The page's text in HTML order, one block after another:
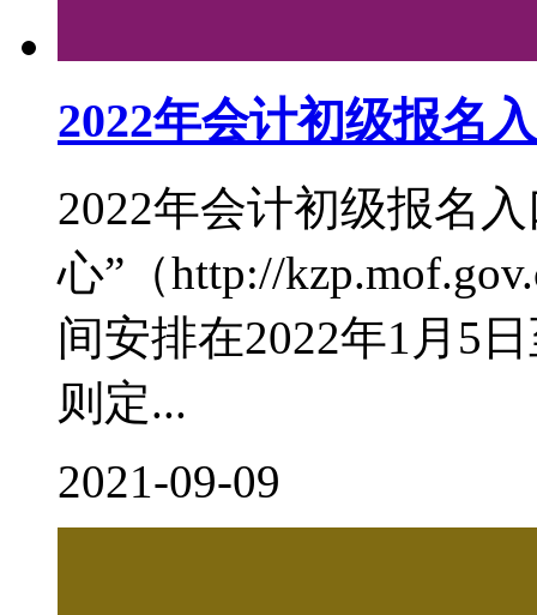
2022年会计初级报名
2022年会计初级报名
心”（http://
间安排在2022年1月5
则定...
2021-09-09